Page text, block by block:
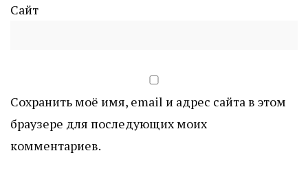
Сайт
Сохранить моё имя, email и адрес сайта в этом
браузере для последующих моих
комментариев.